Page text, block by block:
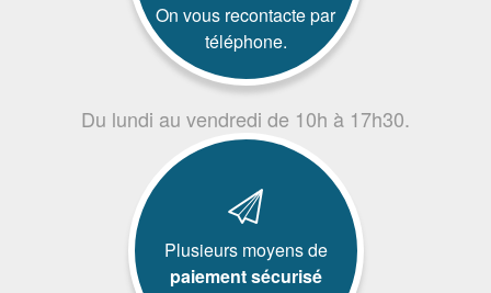
On vous recontacte par
téléphone.
Du lundi au vendredi de 10h à 17h30.
Plusieurs moyens de
paiement sécurisé